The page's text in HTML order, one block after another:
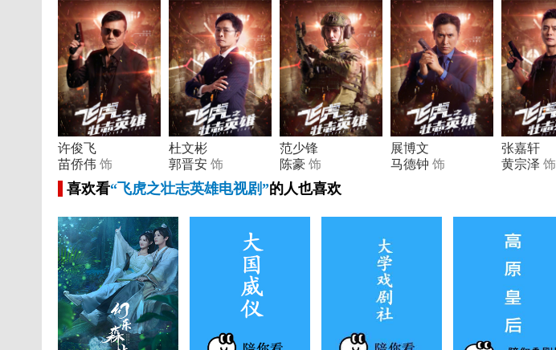
许俊飞
苗侨伟 饰
杜文彬
郭晋安 饰
范少锋
陈豪 饰
展博文
马德钟 饰
张嘉轩
黄宗泽 饰
喜欢看“飞虎之壮志英雄电视剧”的人也喜欢